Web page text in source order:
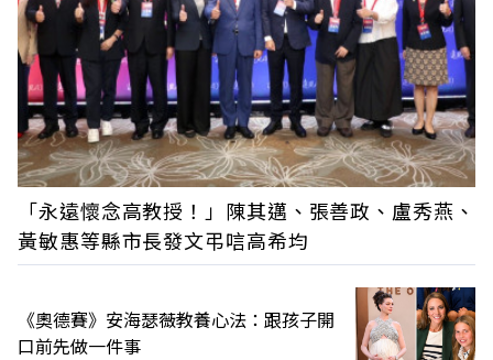
「永遠懷念高教授！」陳其邁、張善政、盧秀燕、
黃敏惠等縣市長發文弔唁高希均
《奧德賽》安海瑟薇教養心法：跟孩子開
口前先做一件事